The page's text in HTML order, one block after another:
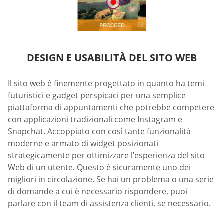
DESIGN E USABILITÀ DEL SITO WEB
Il sito web è finemente progettato in quanto ha temi
futuristici e gadget perspicaci per una semplice
piattaforma di appuntamenti che potrebbe competere
con applicazioni tradizionali come Instagram e
Snapchat. Accoppiato con così tante funzionalità
moderne e armato di widget posizionati
strategicamente per ottimizzare l’esperienza del sito
Web di un utente. Questo è sicuramente uno dei
migliori in circolazione. Se hai un problema o una serie
di domande a cui è necessario rispondere, puoi
parlare con il team di assistenza clienti, se necessario.